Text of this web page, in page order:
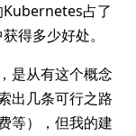
占了
得多少好处。
是从有这个概念
出几条可行之路
等），但我的建